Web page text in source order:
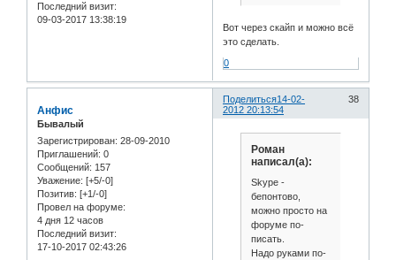
Последний визит:
09-03-2017 13:38:19
Вот через скайп и можно всё
это сделать.
0
Поделиться 38
14-02-
2012 20:13:54
Анфис
Бывалый
Зарегистрирован: 28-09-2010
Приглашений: 0
Сообщений: 157
Уважение: [+5/-0]
Позитив: [+1/-0]
Провел на форуме:
4 дня 12 часов
Последний визит:
17-10-2017 02:43:26
Роман
написал(а):
Skype -
бепонтово,
можно просто на
форуме по-
писать.
Надо руками по-